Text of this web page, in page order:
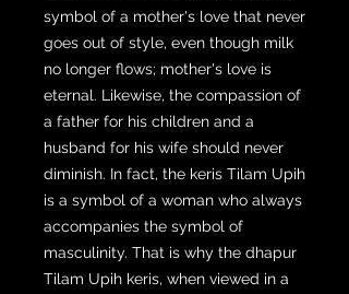
symbol of a mother's love that never
goes out of style, even though milk
no longer flows; mother's love is
eternal. Likewise, the compassion of
a father for his children and a
husband for his wife should never
diminish. In fact, the keris Tilam Upih
is a symbol of a woman who always
accompanies the symbol of
masculinity. That is why the dhapur
Tilam Upih keris, when viewed in a